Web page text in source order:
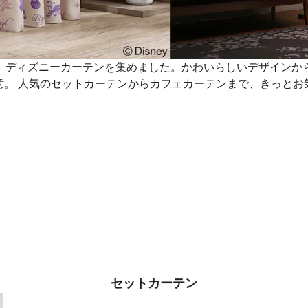
ディズニーカーテンを集めました。かわいらしいデザインか
人気のセットカーテンからカフェカーテンまで、きっと
セットカーテン